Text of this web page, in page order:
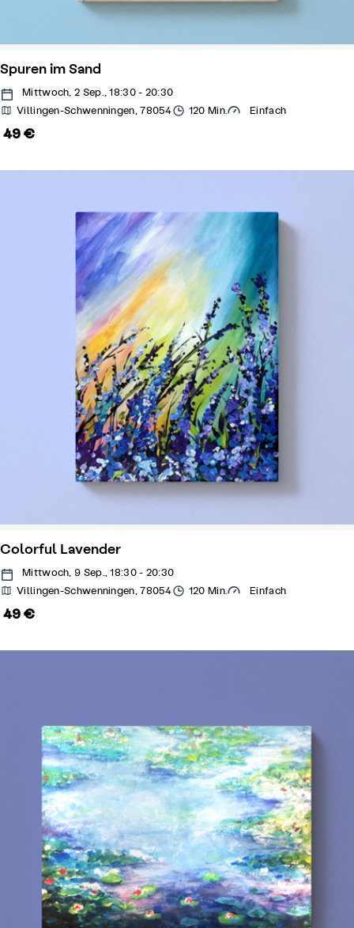
Spuren im Sand
Mittwoch, 2 Sep., 18:30 - 20:30
Villingen-Schwenningen, 78054
120 Min. Einfach
49 €
Colorful Lavender
Mittwoch, 9 Sep., 18:30 - 20:30
Villingen-Schwenningen, 78054
120 Min. Einfach
49 €